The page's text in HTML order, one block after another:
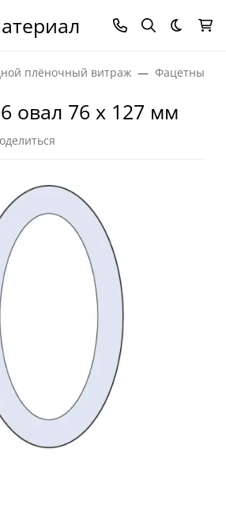
Темная
плёночный витраж Фацетные
овал 76 х 127 мм